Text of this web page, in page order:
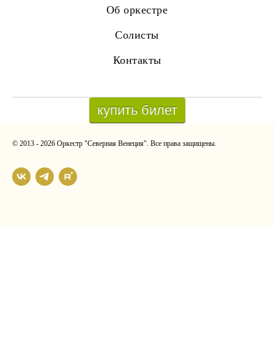
Об оркестре
Солисты
Контакты
купить билет
© 2013 - 2026 Оркестр "Северная Венеция". Все права защищены.